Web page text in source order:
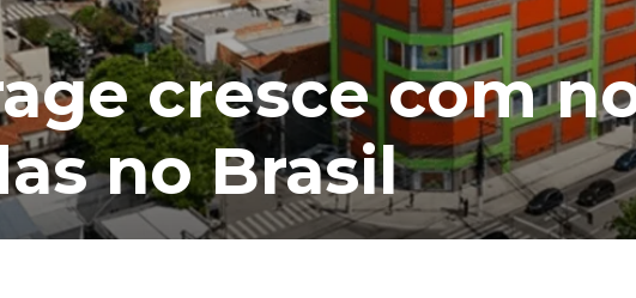
cresce com
no Brasil